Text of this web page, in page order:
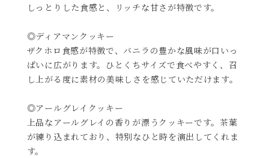
しっとりした食感と、リッチな甘さが特徴です。
◎ディアマンクッキー
ザクホロ食感が特徴で、バニラの豊かな風味が口いっ
ぱいに広がります。ひとくちサイズで食べやすく、召
し上がる度に素材の美味しさを感じていただけます。
◎アールグレイクッキー
上品なアールグレイの香りが漂うクッキーです。茶葉
が練り込まれており、特別なひと時を演出してくれま
す。